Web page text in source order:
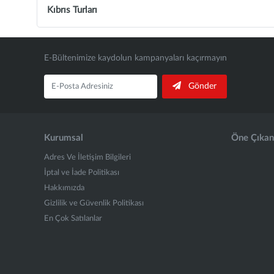
Kıbrıs Turları
E-Bültenimize kaydolun kampanyaları kaçırmayın
Gönder
Kurumsal
Adres Ve İletişim Bilgileri
İptal ve İade Politikası
Hakkımızda
Gizlilik ve Güvenlik Politikası
En Çok Satılanlar
Öne Çıkan